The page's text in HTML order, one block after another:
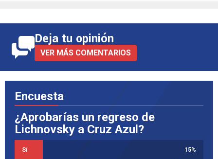
Deja tu opinión
VER MÁS COMENTARIOS
Encuesta
¿Aprobarías un regreso de
Lichnovsky a Cruz Azul?
Sí 15%